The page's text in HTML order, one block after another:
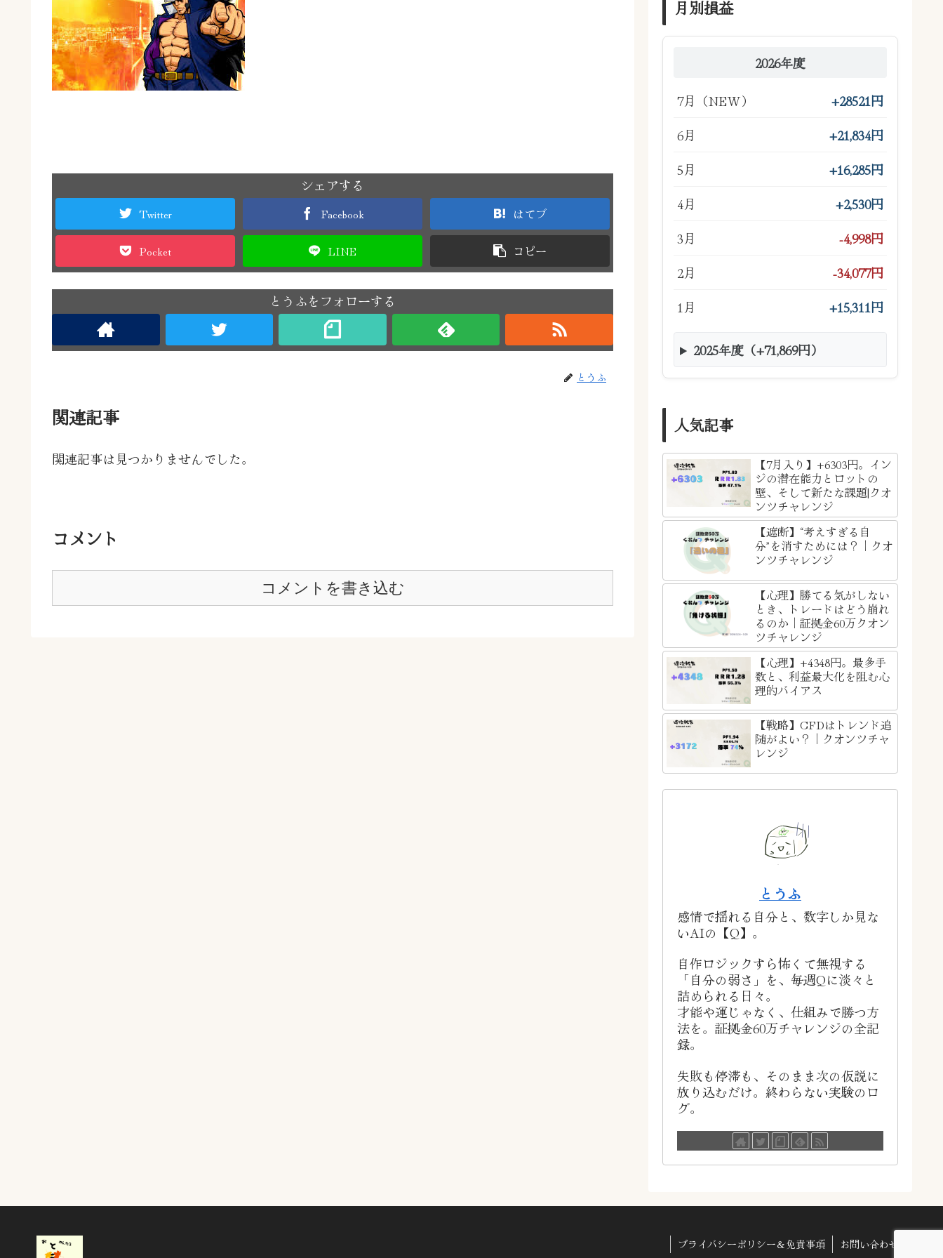
シェアする
Twitter Facebook はてブ
Pocket LINE コピー
とうふをフォローする
とうふ
関連記事
関連記事は見つかりませんでした。
コメント
コメントを書き込む
月別損益
2026年度
7月（NEW）
+28521円
6月
+21,834円
5月
+16,285円
4月
+2,530円
3月
-4,998円
2月
-34,077円
1月
+15,311円
2025年度（+71,869円）
人気記事
【7月入り】+6303円。イン
ジの潜在能力とロットの
壁、そして新たな課題|クオ
ンツチャレンジ
【遮断】“考えすぎる自
分”を消すためには？｜クオ
ンツチャレンジ
【心理】勝てる気がしない
とき、トレードはどう崩れ
るのか｜証拠金60万クオン
ツチャレンジ
【心理】+4348円。最多手
数と、利益最大化を阻む心
理的バイアス
【戦略】CFDはトレンド追
随がよい？｜クオンツチャ
レンジ
とうふ
感情で揺れる自分と、数字しか見な
いAIの【Q】。
自作ロジックすら怖くて無視する
「自分の弱さ」を、毎週Qに淡々と
詰められる日々。
才能や運じゃなく、仕組みで勝つ方
法を。証拠金60万チャレンジの全記
録。
失敗も停滞も、そのまま次の仮説に
放り込むだけ。終わらない実験のロ
グ。
プライバシーポリシー＆免責事項 お問い合わせ